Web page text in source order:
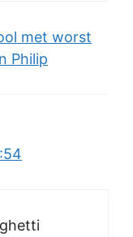
met worst
Philip